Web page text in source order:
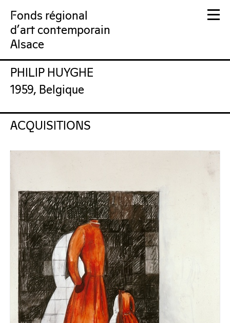
Fonds régional
d'art contemporain
Alsace
FRAC Alsace
PHILIP HUYGHE
1959, Belgique
ACQUISITIONS